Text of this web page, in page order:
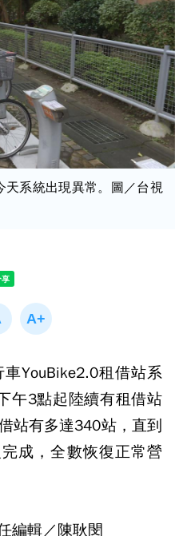
天系統出現異常。圖／台視
YouBike2.0租借站系
午3點起陸續有租借站
站有多達340站，直到
成，全數恢復正常營
編輯／陳耿閔